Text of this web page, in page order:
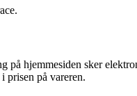
hjemmesiden sker
prisen på vareren.